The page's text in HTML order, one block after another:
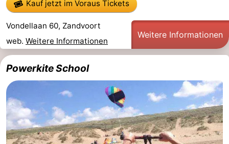
Aussichtspunkte
Attraktionen
Rundfahrten
-
Spielplätze
Indoor-
Spielplätze
-
Experiences
Wellness-
Kauf jetzt im Voraus Tickets
Vondellaan 60, Zandvoort
web. Weitere Informationen
Weitere Informationen
Powerkite School